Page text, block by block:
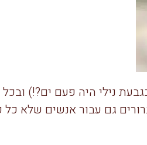
שבגבעת נילי היה פעם ים?!)
גם עבור אנשים שלא